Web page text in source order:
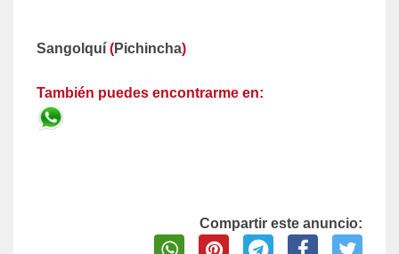
Sangolquí (Pichincha)
También puedes encontrarme en:
Compartir este anuncio: